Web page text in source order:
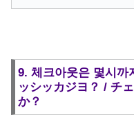
9. 체크아웃은 몇시까
ッシッカジヨ？ / チ
か？